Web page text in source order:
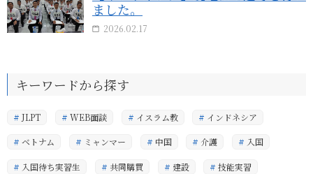
ました。
2026.02.17
キーワードから探す
JLPT WEB面談 イスラム教 インドネシア
ベトナム ミャンマー 中国 介護 入国
入国待ち実習生 共同購買 建設 技能実習